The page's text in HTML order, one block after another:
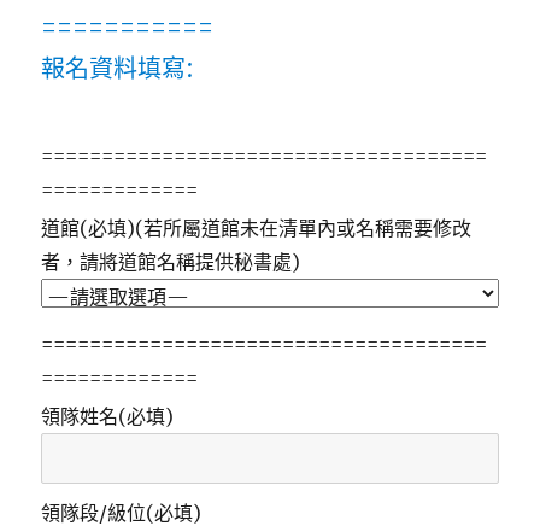
===========
報名資料填寫:
=====================================
=============
道館(必填)(若所屬道館未在清單內或名稱需要修改
者，請將道館名稱提供秘書處)
=====================================
=============
領隊姓名(必填)
領隊段/級位(必填)